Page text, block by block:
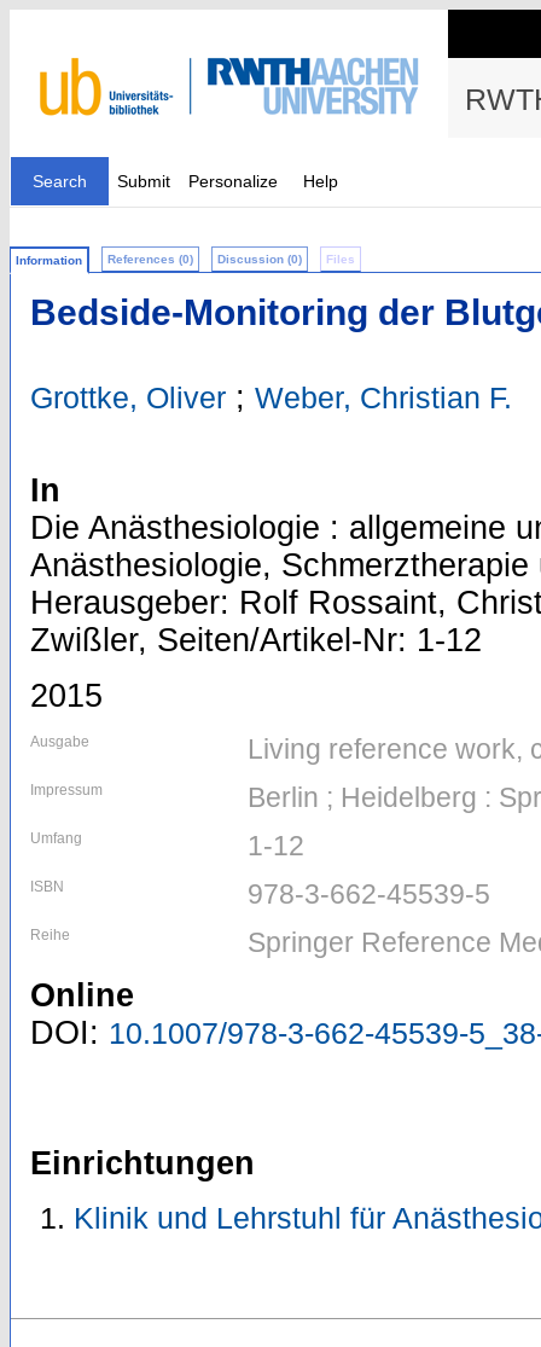
Search Submit Personalize Help
Information References (0) Discussion (0) Files
Bedside-Monitoring der
Grottke, Oliver ; Weber, Christian F.
In
Die Anästhesiologie : allgemeine
Anästhesiologie,
Herausgeber: Rolf Rossaint,
Zwißler, Seiten/Artikel-Nr: 1-12
2015
Ausgabe Living reference work,
Impressum Berlin ; Heidelberg :
Umfang 1-12
ISBN 978-3-662-45539-5
Reihe Springer Reference
Online
DOI: 10.1007/978-3-662-45539-
Einrichtungen
Klinik und Lehrstuhl für